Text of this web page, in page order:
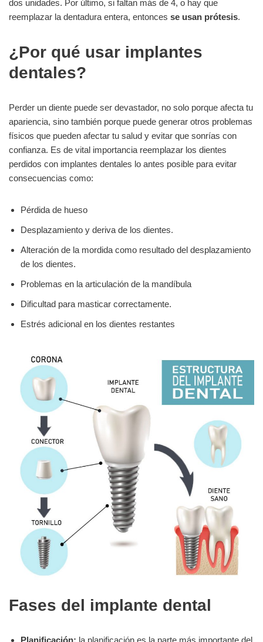
dos unidades. Por último, si faltan más de 4, o hay que
reemplazar la dentadura entera, entonces se usan prótesis.
¿Por qué usar implantes
dentales?
Perder un diente puede ser devastador, no solo porque afecta tu
apariencia, sino también porque puede generar otros problemas
físicos que pueden afectar tu salud y evitar que sonrías con
confianza. Es de vital importancia reemplazar los dientes
perdidos con implantes dentales lo antes posible para evitar
consecuencias como:
Pérdida de hueso
Desplazamiento y deriva de los dientes.
Alteración de la mordida como resultado del desplazamiento
de los dientes.
Problemas en la articulación de la mandíbula
Dificultad para masticar correctamente.
Estrés adicional en los dientes restantes
Fases del implante dental